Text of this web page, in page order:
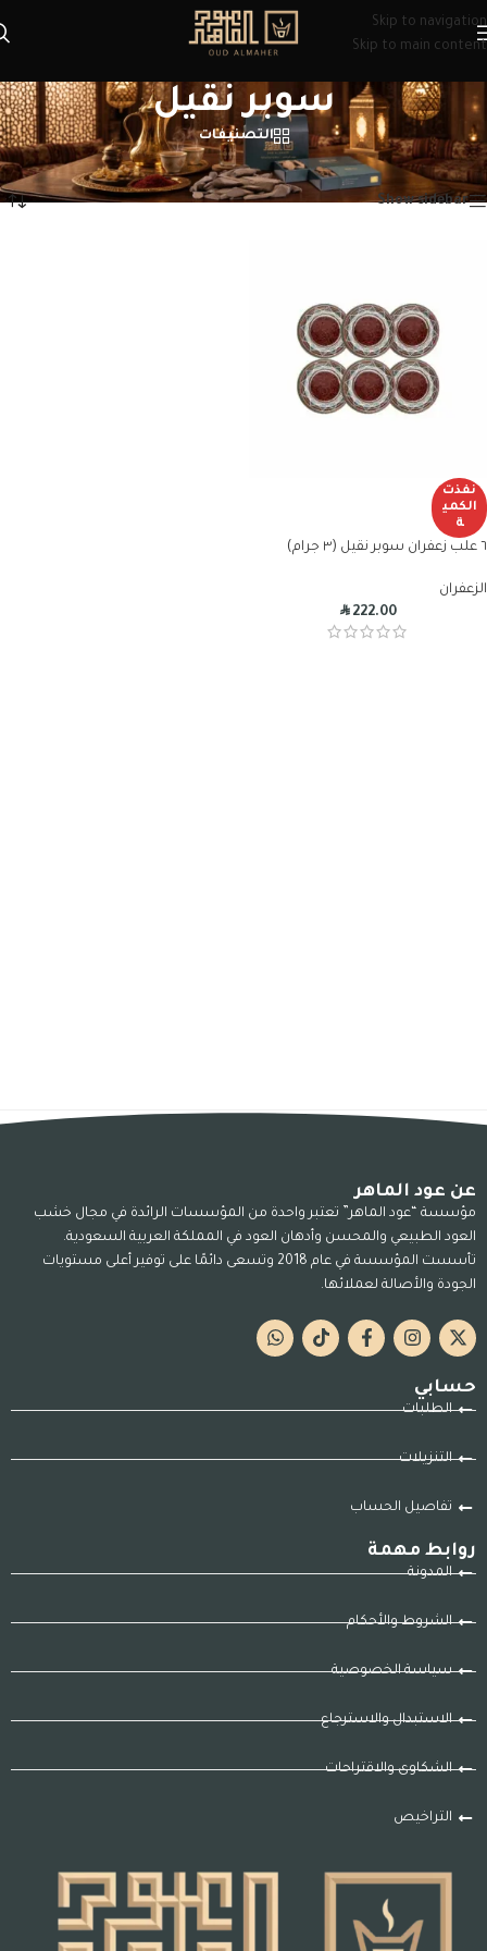
Skip to navigation
Skip to main content
سوبر نقيل
التصنيفات
الرئيسية/منتجات تحت الوسم “سوبر نقيل” عرض النتيجة الوحيدة
Show sidebar
نفذت
الكمي
ة
٦ علب زعفران سوبر نقيل (٣ جرام)
الزعفران
R222.00
عن عود الماهر
مؤسسة “عود الماهر” تعتبر واحدة من المؤسسات الرائدة في مجال خشب
العود الطبيعي والمحسن وأدهان العود في المملكة العربية السعودية.
تأسست المؤسسة في عام 2018 وتسعى دائمًا على توفير أعلى مستويات
الجودة والأصالة لعملائها.
حسابي
الطلبات
التنزيلات
تفاصيل الحساب
روابط مهمة
المدونة
الشروط والأحكام
سياسة الخصوصية
الاستبدال والاسترجاع
الشكاوى والاقتراحات
التراخيص